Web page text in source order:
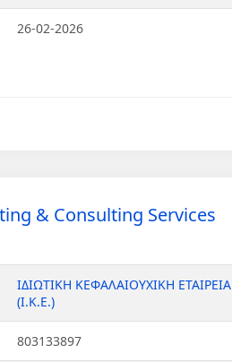
26-02-2026
& Consulting Services
ΙΔΙΩΤΙΚΗ ΚΕΦΑΛΑΙΟΥΧΙΚΗ ΕΤΑΙΡΕΙΑ
(Ι.Κ.Ε.)
803133897